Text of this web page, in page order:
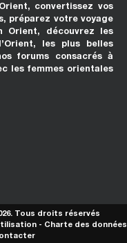
convertissez vos
préparez votre voyage
Orient, découvrez les
les plus belles
forums consacrés à
les femmes orientales
Tous droits réservés
- Charte des données